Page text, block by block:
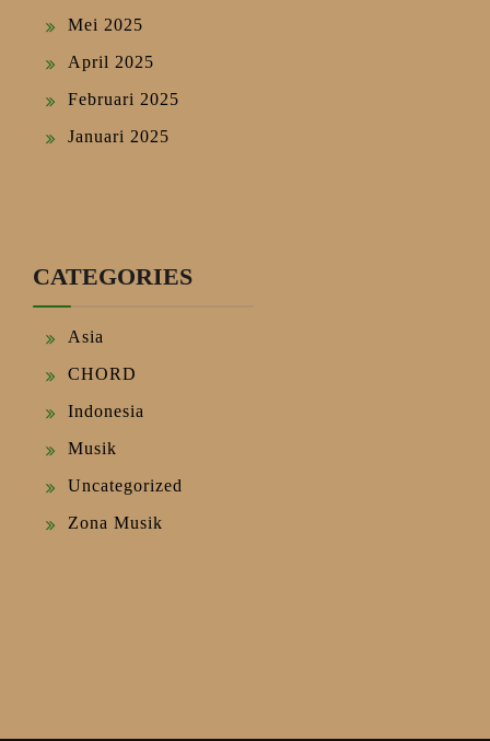
Mei 2025
April 2025
Februari 2025
Januari 2025
CATEGORIES
Asia
CHORD
Indonesia
Musik
Uncategorized
Zona Musik